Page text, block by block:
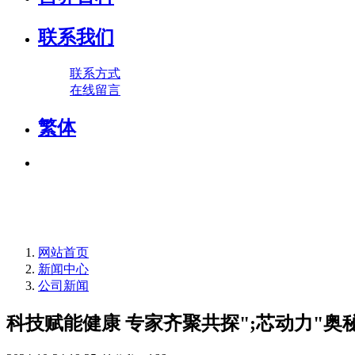
联系我们
联系方式
在线留言
繁体
网站首页
新闻中心
公司新闻
科技赋能健康 专家齐聚共探";芯动力"奥